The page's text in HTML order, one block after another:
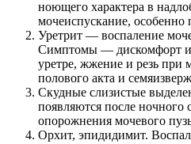
ноющего характера в
мочеиспускание, особенно
Уретрит — воспаление
Симптомы — дискомфорт
уретре, жжение и резь при
полового акта и
Скудные слизистые
появляются после ночного
опорожнения мочевого
Орхит, эпидидимит.